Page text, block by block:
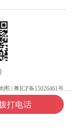
图 | 粤ICP备15026461号
打电话